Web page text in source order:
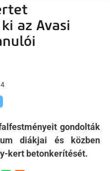
az Avasi
gondolták
diákjai és közben
kert betonkerítését.